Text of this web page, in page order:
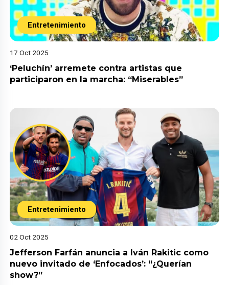
Entretenimiento
17 Oct 2025
‘Peluchín’ arremete contra artistas que
participaron en la marcha: “Miserables”
Entretenimiento
02 Oct 2025
Jefferson Farfán anuncia a Iván Rakitic como
nuevo invitado de ‘Enfocados’: “¿Querían
show?”